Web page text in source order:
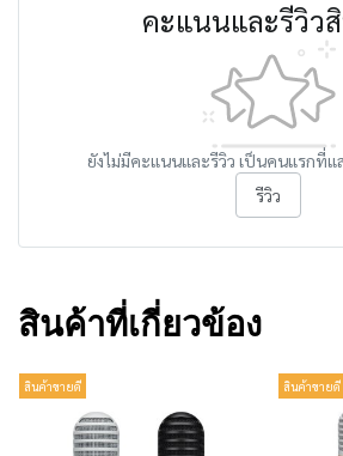
คะแนนและรีวิว
ยังไม่มีคะแนนและรีวิว เป็นคนแรกที่แ
รีวิว
สินค้าที่เกี่ยวข้อง
สินค้าขายดี สินค้าขายดี